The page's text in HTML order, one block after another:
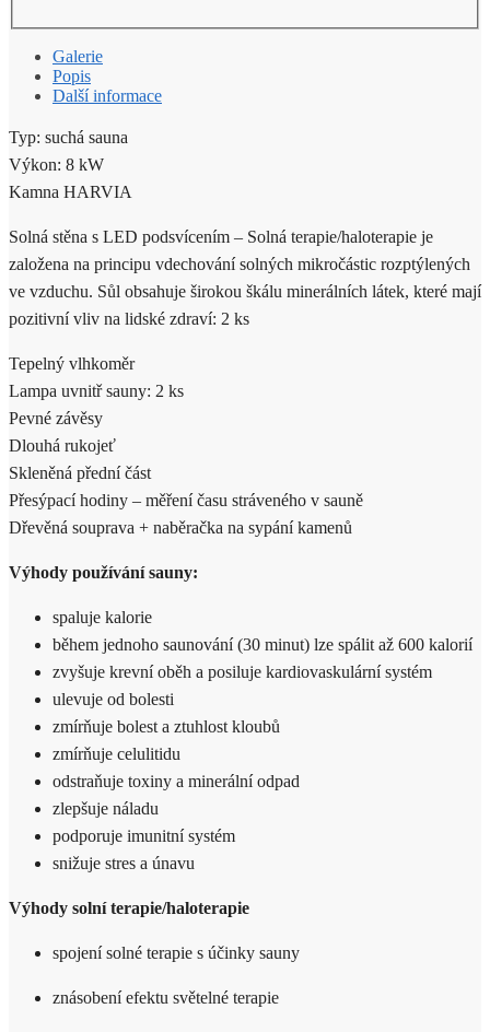
Galerie
Popis
Další informace
Typ: suchá sauna
Výkon: 8 kW
Kamna HARVIA
Solná stěna s LED podsvícením – Solná terapie/haloterapie je
založena na principu vdechování solných mikročástic rozptýlených
ve vzduchu. Sůl obsahuje širokou škálu minerálních látek, které mají
pozitivní vliv na lidské zdraví: 2 ks
Tepelný vlhkoměr
Lampa uvnitř sauny: 2 ks
Pevné závěsy
Dlouhá rukojeť
Skleněná přední část
Přesýpací hodiny – měření času stráveného v sauně
Dřevěná souprava + naběračka na sypání kamenů
Výhody používání sauny:
spaluje kalorie
během jednoho saunování (30 minut) lze spálit až 600 kalorií
zvyšuje krevní oběh a posiluje kardiovaskulární systém
ulevuje od bolesti
zmírňuje bolest a ztuhlost kloubů
zmírňuje celulitidu
odstraňuje toxiny a minerální odpad
zlepšuje náladu
podporuje imunitní systém
snižuje stres a únavu
Výhody solní terapie/haloterapie
spojení solné terapie s účinky sauny
znásobení efektu světelné terapie